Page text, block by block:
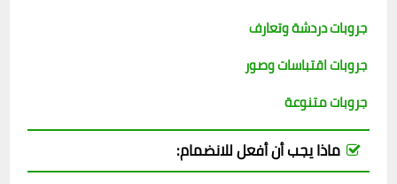
جروبات دردشة وتعارف
جروبات اقتباسات وصور
جروبات متنوعة
ماذا يجب أن أفعل للانضمام: